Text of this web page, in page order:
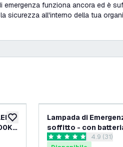
emergenza funziona ancora ed è
sicurezza all'interno della tua
aggiungi alla lista desideri
-
Lampada di
soffitto - con
di prova - IP65 - 3.5W
apri il
4.9 stelle di valutazione
4.9 (31)